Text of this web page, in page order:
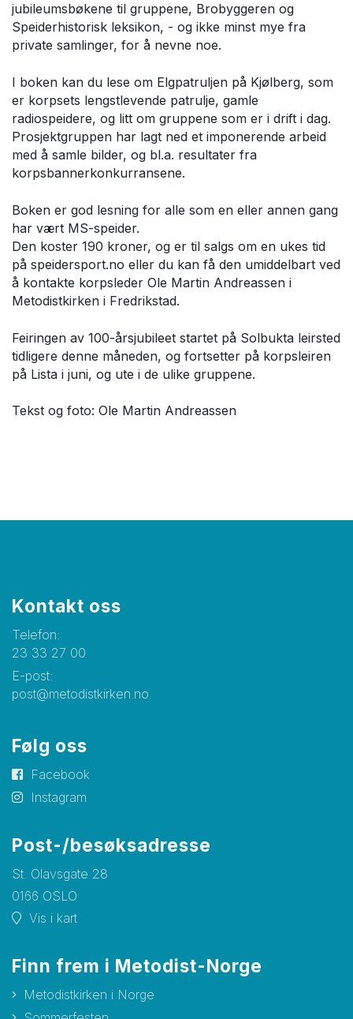
jubileumsbøkene til gruppene, Brobyggeren og
Speiderhistorisk leksikon, - og ikke minst mye fra
private samlinger, for å nevne noe.
I boken kan du lese om Elgpatruljen på Kjølberg, som
er korpsets lengstlevende patrulje, gamle
radiospeidere, og litt om gruppene som er i drift i dag.
Prosjektgruppen har lagt ned et imponerende arbeid
med å samle bilder, og bl.a. resultater fra
korpsbannerkonkurransene.
Boken er god lesning for alle som en eller annen gang
har vært MS-speider.
Den koster 190 kroner, og er til salgs om en ukes tid
på speidersport.no eller du kan få den umiddelbart ved
å kontakte korpsleder Ole Martin Andreassen i
Metodistkirken i Fredrikstad.
Feiringen av 100-årsjubileet startet på Solbukta leirsted
tidligere denne måneden, og fortsetter på korpsleiren
på Lista i juni, og ute i de ulike gruppene.
Tekst og foto: Ole Martin Andreassen
Kontakt oss
Telefon:
23 33 27 00
E-post:
post@metodistkirken.no
Følg oss
Facebook
Instagram
Post-/besøksadresse
St. Olavsgate 28
0166 OSLO
Vis i kart
Finn frem i Metodist-Norge
Metodistkirken i Norge